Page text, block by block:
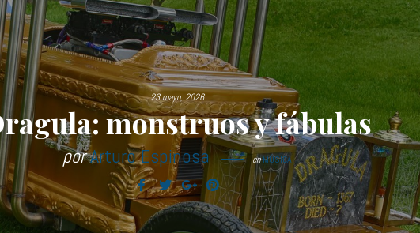
23 mayo, 2026
monstruos y fábulas
porArturo Espinosa enMÚSICA